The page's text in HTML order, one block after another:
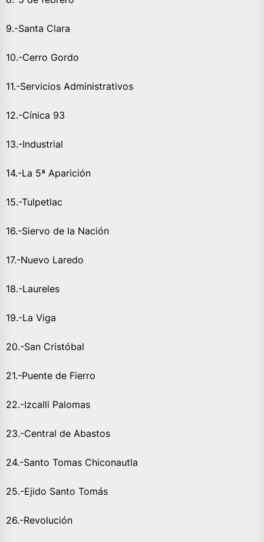
9.-Santa Clara
10.-Cerro Gordo
11.-Servicios Administrativos
12.-Cínica 93
13.-Industrial
14.-La 5ª Aparición
15.-Tulpetlac
16.-Siervo de la Nación
17.-Nuevo Laredo
18.-Laureles
19.-La Viga
20.-San Cristóbal
21.-Puente de Fierro
22.-Izcalli Palomas
23.-Central de Abastos
24.-Santo Tomas Chiconautla
25.-Ejido Santo Tomás
26.-Revolución